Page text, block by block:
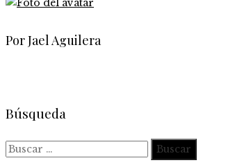
Por Jael Aguilera
Búsqueda
Buscar: